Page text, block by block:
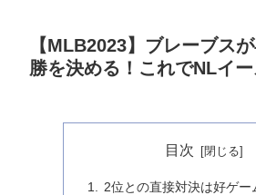
【MLB2023】ブレーブス
勝を決める！これでNLイー
目次
2位との直接対決は好ゲー